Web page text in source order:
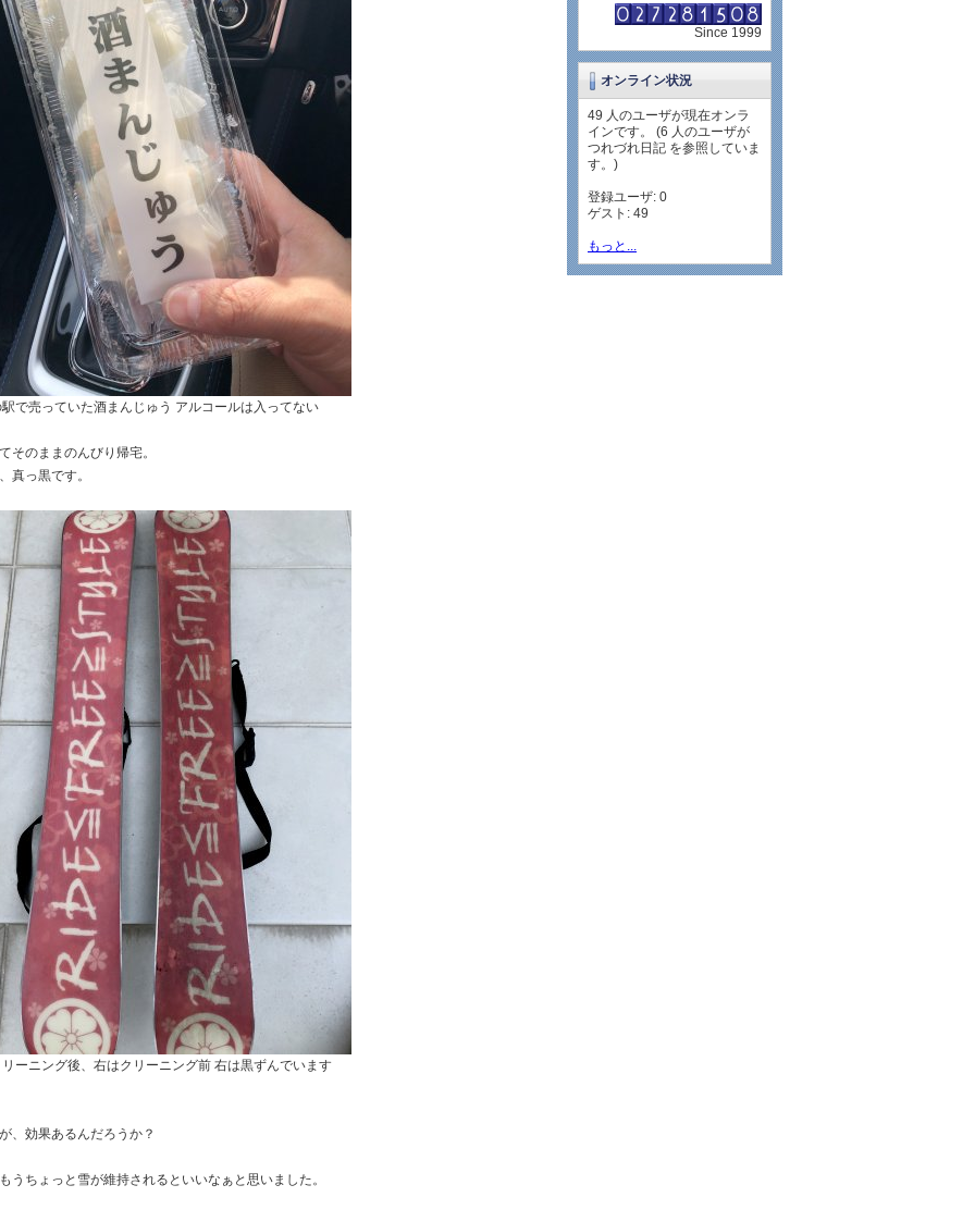
で売っていた酒まんじゅう アルコールは入ってない
そのままのんびり帰宅。
真っ黒です。
ーニング後、右はクリーニング前 右は黒ずんでいます
、効果あるんだろうか？
ちょっと雪が維持されるといいなぁと思いました。
Since 1999
オンライン状況
49 人のユーザが現在オンラ
インです。 (6 人のユーザが
つれづれ日記 を参照していま
す。)
登録ユーザ: 0
ゲスト: 49
もっと...